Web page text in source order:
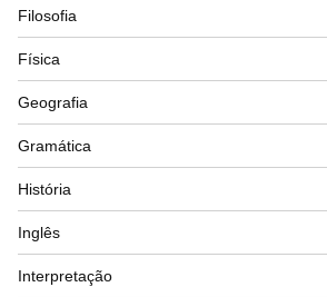
Filosofia
Física
Geografia
Gramática
História
Inglês
Interpretação